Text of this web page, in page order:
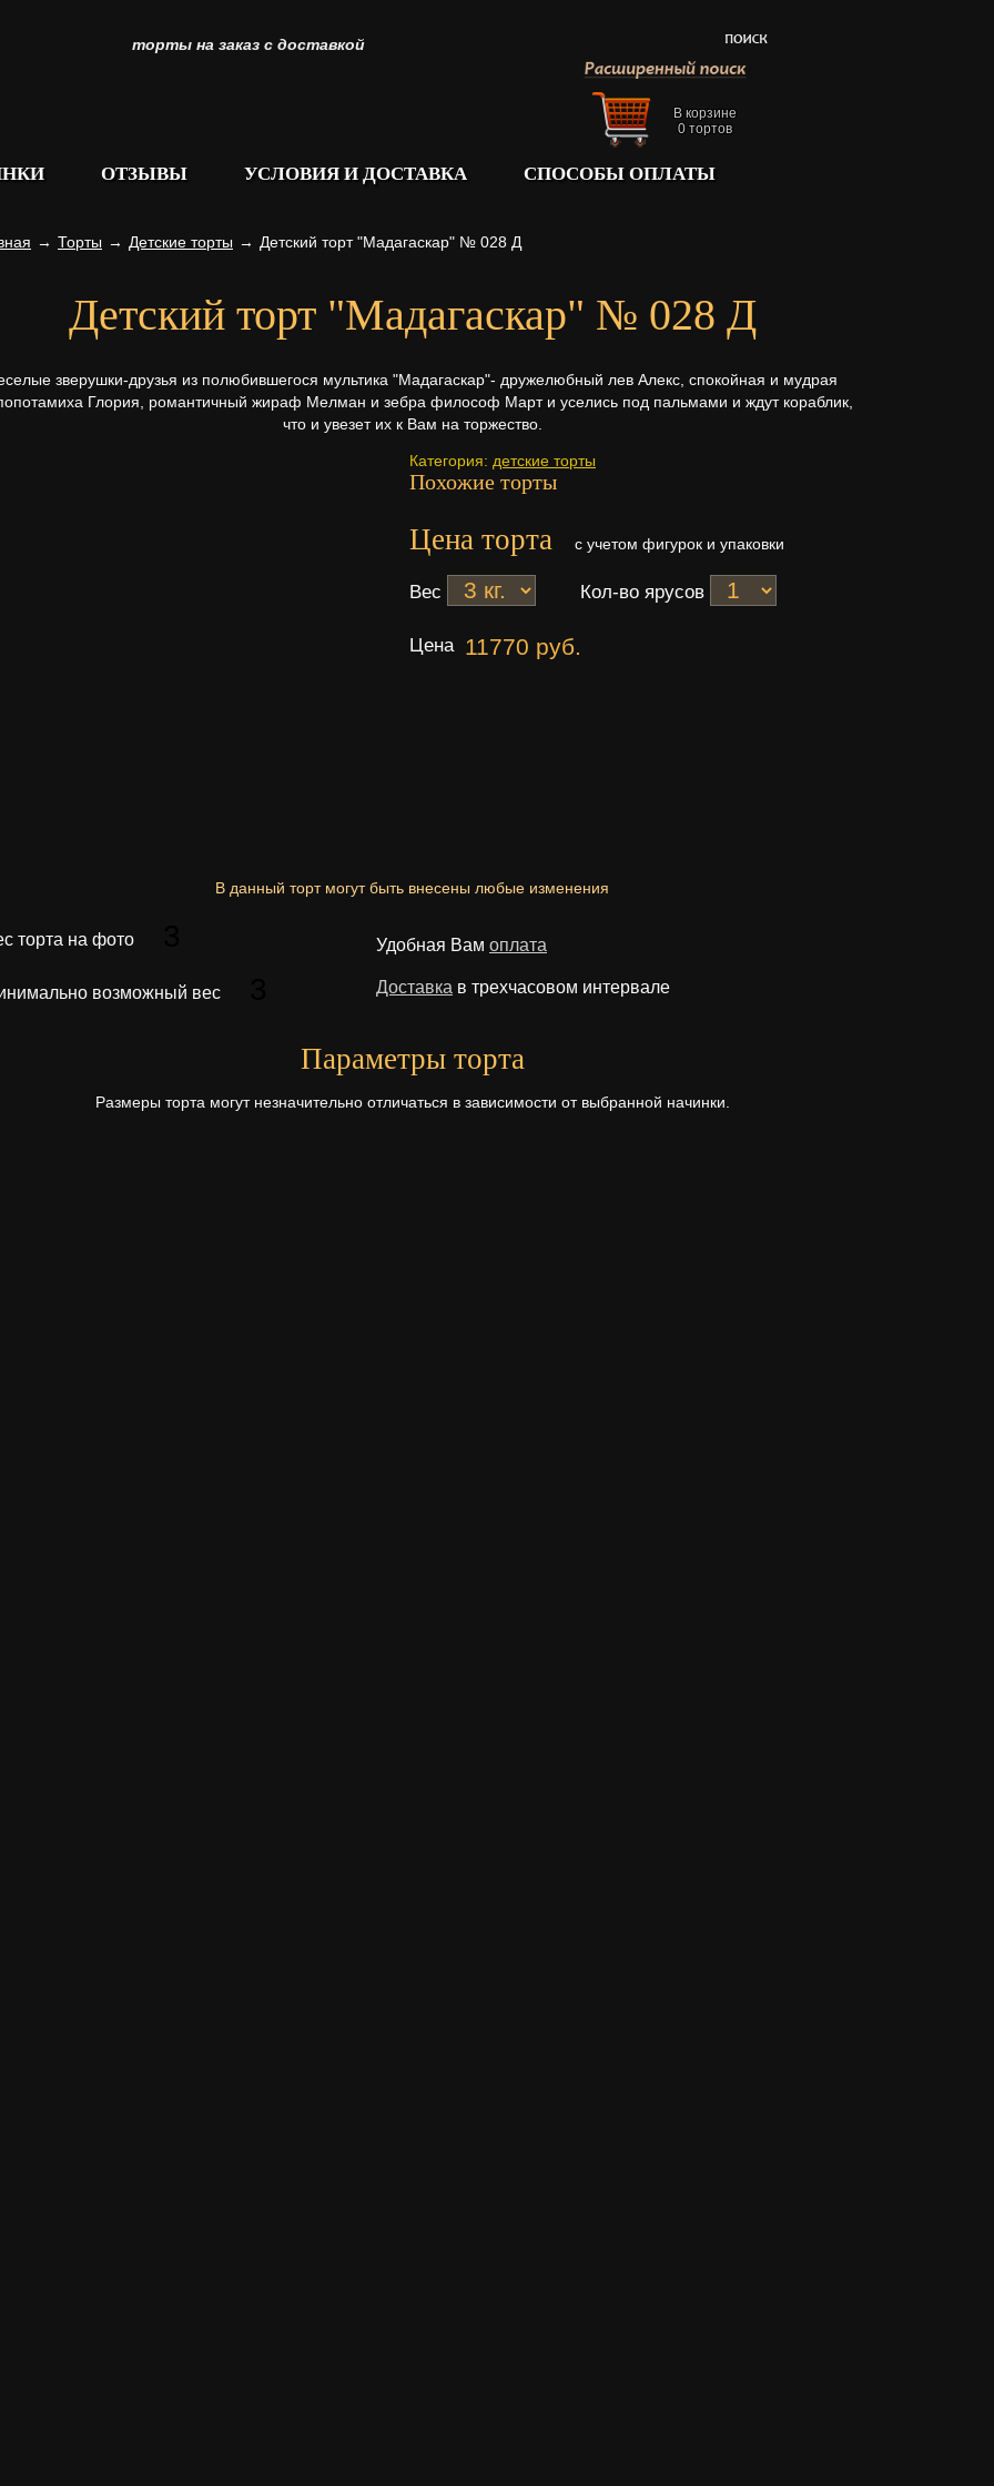
торты на заказ с доставкой
В корзине
0 тортов
ОТЗЫВЫ УСЛОВИЯ И ДОСТАВКА СПОСОБЫ ОПЛАТЫ
→ Торты → Детские торты → Детский торт "Мадагаскар" № 028 Д
Детский торт "Мадагаскар" № 028 Д
зверушки-друзья из полюбившегося мультика "Мадагаскар"- дружелюбный лев Алекс, спокойная и мудрая
Глория, романтичный жираф Мелман и зебра философ Март и уселись под пальмами и ждут кораблик,
что и увезет их к Вам на торжество.
Категория: детские торты
Похожие торты
Цена торта с учетом фигурок и упаковки
Вес Кол-во ярусов
Цена 11770 руб.
В данный торт могут быть внесены любые изменения
торта на фото
возможный вес
Удобная Вам оплата
Доставка в трехчасовом интервале
Параметры торта
Размеры торта могут незначительно отличаться в зависимости от выбранной начинки.